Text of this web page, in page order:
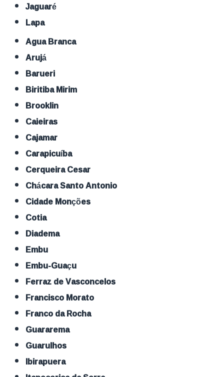
Jaguaré
Lapa
Agua Branca
Arujá
Barueri
Biritiba Mirim
Brooklin
Caieiras
Cajamar
Carapicuíba
Cerqueira Cesar
Chácara Santo Antonio
Cidade Monções
Cotia
Diadema
Embu
Embu-Guaçu
Ferraz de Vasconcelos
Francisco Morato
Franco da Rocha
Guararema
Guarulhos
Ibirapuera